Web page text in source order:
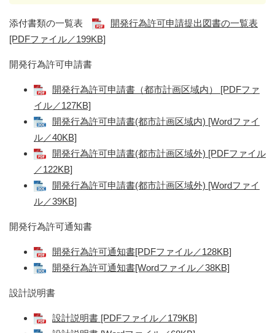
添付書類の一覧表
開発行為許可申請提出図書の一覧表
[PDFファイル／199KB]
開発行為許可申請書
開発行為許可申請書（都市計画区域内） [PDFファ
イル／127KB]
開発行為許可申請書(都市計画区域内) [Wordファイ
ル／40KB]
開発行為許可申請書(都市計画区域外) [PDFファイル
／122KB]
開発行為許可申請書(都市計画区域外) [Wordファイ
ル／39KB]
開発行為許可通知書
開発行為許可通知書[PDFファイル／128KB]
開発行為許可通知書[Wordファイル／38KB]
設計説明書
設計説明書 [PDFファイル／179KB]